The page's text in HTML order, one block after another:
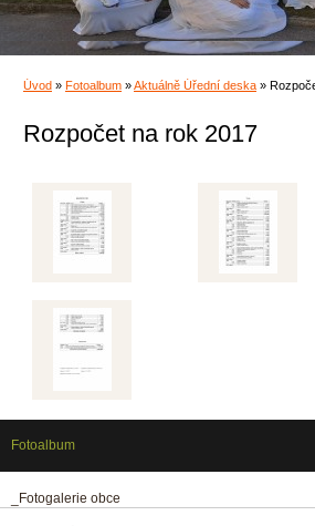
Úvod » Fotoalbum »Aktuálně Úřední deska »
Rozpočet na rok 2017
Fotoalbum
_Fotogalerie obce